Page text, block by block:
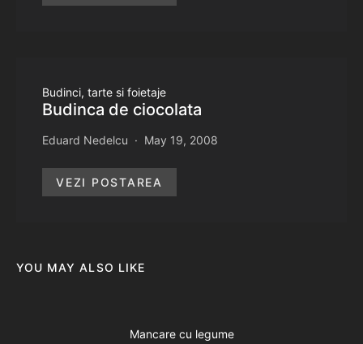
Budinci, tarte si foietaje
Budinca de ciocolata
Eduard Nedelcu May 19, 2008
VEZI POSTAREA
YOU MAY ALSO LIKE
Mancare cu legume